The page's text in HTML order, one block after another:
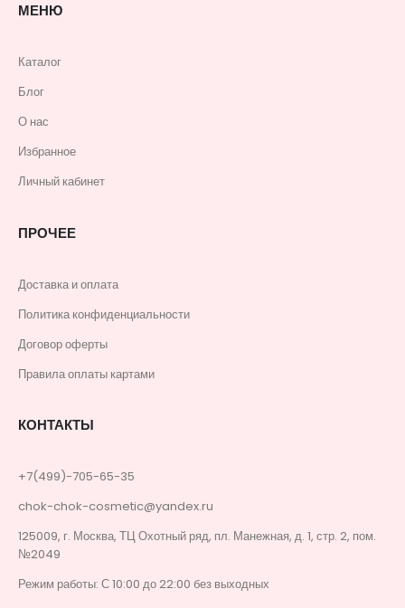
МЕНЮ
Каталог
Блог
О нас
Избранное
Личный кабинет
ПРОЧЕЕ
Доставка и оплата
Политика конфиденциальности
Договор оферты
Правила оплаты картами
КОНТАКТЫ
+7(499)-705-65-35
chok-chok-cosmetic@yandex.ru
125009, г. Москва, ТЦ Охотный ряд, пл. Манежная, д. 1, стр. 2, пом.
№2049
Режим работы: С 10:00 до 22:00 без выходных